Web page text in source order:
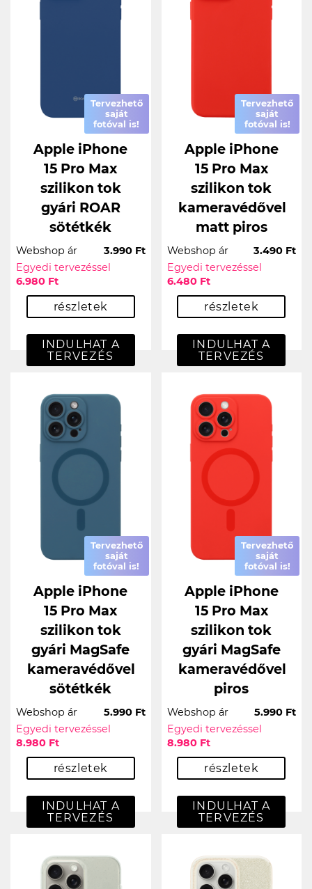
Tervezhető
saját
fotóval is!
Apple iPhone
15 Pro Max
szilikon tok
gyári ROAR
sötétkék
Webshop ár
3.990 Ft
Egyedi tervezéssel
6.980 Ft
részletek
INDULHAT A
TERVEZÉS
Tervezhető
saját
fotóval is!
Apple iPhone
15 Pro Max
szilikon tok
kameravédővel
matt piros
Webshop ár
3.490 Ft
Egyedi tervezéssel
6.480 Ft
részletek
INDULHAT A
TERVEZÉS
Tervezhető
saját
fotóval is!
Apple iPhone
15 Pro Max
szilikon tok
gyári MagSafe
kameravédővel
sötétkék
Webshop ár
5.990 Ft
Egyedi tervezéssel
8.980 Ft
részletek
INDULHAT A
TERVEZÉS
Tervezhető
saját
fotóval is!
Apple iPhone
15 Pro Max
szilikon tok
gyári MagSafe
kameravédővel
piros
Webshop ár
5.990 Ft
Egyedi tervezéssel
8.980 Ft
részletek
INDULHAT A
TERVEZÉS